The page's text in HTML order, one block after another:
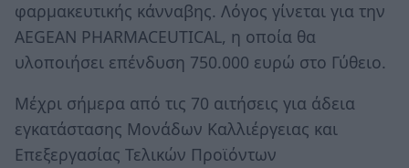
φαρμακευτικής κάνναβης. Λόγος γίνεται για την
AEGEAN PHARMACEUTICAL, η οποία θα
υλοποιήσει επένδυση 750.000 ευρώ στο Γύθειο.
Μέχρι σήμερα από τις 70 αιτήσεις για άδεια
εγκατάστασης Μονάδων Καλλιέργειας και
Επεξεργασίας Τελικών Προϊόντων